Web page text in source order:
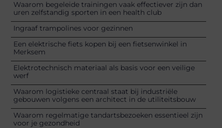
Waarom begeleide trainingen vaak effectiever zijn dan
uren zelfstandig sporten in een health club
Ingraaf trampolines voor gezinnen
Een elektrische fiets kopen bij een fietsenwinkel in
Merksem
Elektrotechnisch materiaal als basis voor een veilige
werf
Waarom logistieke centraal staat bij industriële
gebouwen volgens een architect in de utiliteitsbouw
Waarom regelmatige tandartsbezoeken essentieel zijn
voor je gezondheid